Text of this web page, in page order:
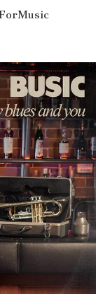
ForMusic